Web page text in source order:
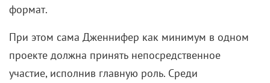
формат.
При этом сама Дженнифер как минимум в одном
проекте должна принять непосредственное
участие, исполнив главную роль. Среди